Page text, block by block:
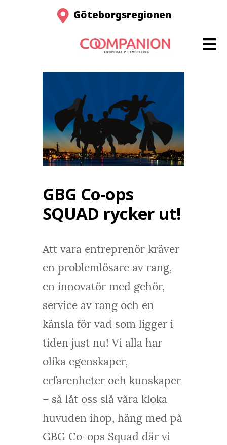
Göteborgsregionen
GBG Co-ops
SQUAD rycker ut!
Att vara entreprenör kräver
en problemlösare av rang,
en innovatör med gehör,
service av rang och en
känsla för vad som ligger i
tiden just nu! Vi alla har
olika egenskaper,
erfarenheter och kunskaper
– så låt oss slå våra kloka
huvuden ihop, häng med på
GBG Co-ops Squad där vi